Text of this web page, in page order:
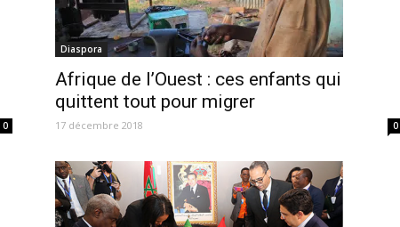
0
Diaspora
Afrique de l’Ouest : ces enfants qui
quittent tout pour migrer
17 décembre 2018 0